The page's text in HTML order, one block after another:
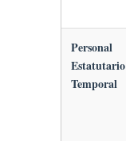
Personal
Estatutario
Temporal